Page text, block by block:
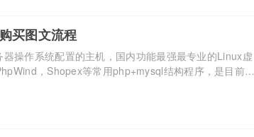
买图文流程
操作系统配置的主机，国内功能最强最专业的Linux虚
，Shopex等常用php+mysql结构程序，是目前使
主机很受欢迎，也许有新手站长不太熟悉如何购买